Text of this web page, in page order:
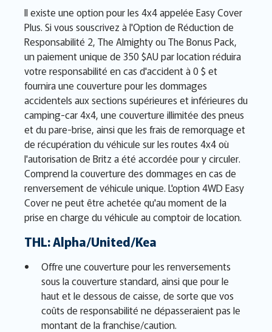
Il existe une option pour les 4x4 appelée Easy Cover
Plus. Si vous souscrivez à l'Option de Réduction de
Responsabilité 2, The Almighty ou The Bonus Pack,
un paiement unique de 350 $AU par location réduira
votre responsabilité en cas d'accident à 0 $ et
fournira une couverture pour les dommages
accidentels aux sections supérieures et inférieures du
camping-car 4x4, une couverture illimitée des pneus
et du pare-brise, ainsi que les frais de remorquage et
de récupération du véhicule sur les routes 4x4 où
l'autorisation de Britz a été accordée pour y circuler.
Comprend la couverture des dommages en cas de
renversement de véhicule unique. L'option 4WD Easy
Cover ne peut être achetée qu'au moment de la
prise en charge du véhicule au comptoir de location.
THL: Alpha/United/Kea
Offre une couverture pour les renversements
sous la couverture standard, ainsi que pour le
haut et le dessous de caisse, de sorte que vos
coûts de responsabilité ne dépasseraient pas le
montant de la franchise/caution.